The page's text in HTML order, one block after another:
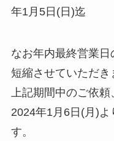
年1月5日(日)迄
なお年内最終営業日
短縮させていただき
上記期間中のご依
2024年1月6日(月)よ
す。